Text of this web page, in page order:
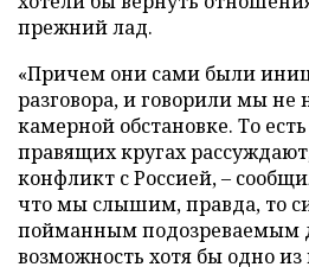
прежний лад.
«Причем они сами были
разговора, и говорили мы не
камерной обстановке. То
правящих кругах
конфликт с Россией, –
что мы слышим, правда, то
пойманным подозреваемым
возможность хотя бы одно